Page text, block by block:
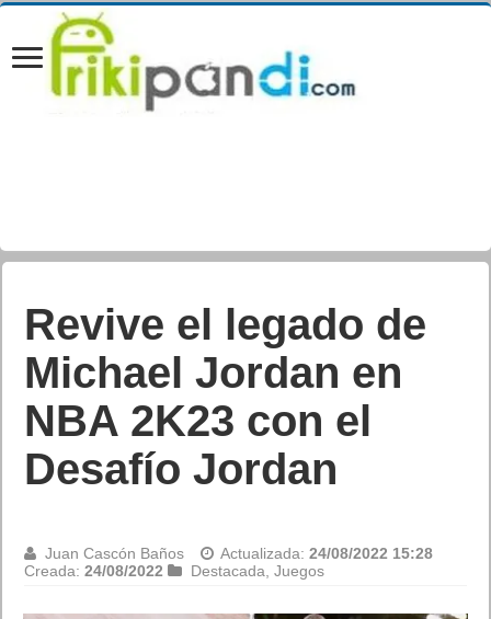
Revive el legado de
Michael Jordan en
NBA 2K23 con el
Desafío Jordan
Juan Cascón Baños Actualizada:24/08/2022 15:28
Creada:24/08/2022 Destacada ,Juegos